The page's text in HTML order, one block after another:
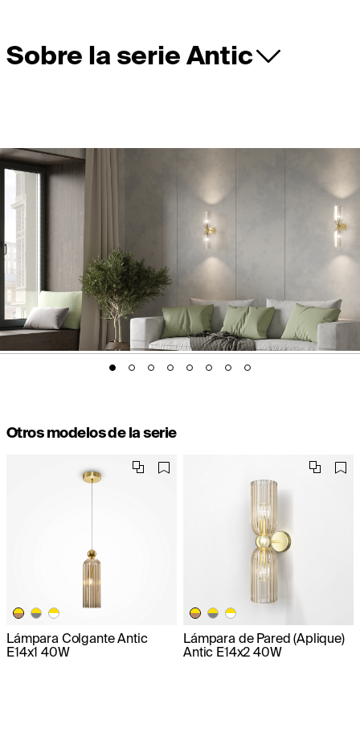
Sobre la serie Antic
Otros modelos de la serie
Lámpara Colgante Antic
E14x1 40W
Lámpara de Pared (Aplique)
Antic E14x2 40W